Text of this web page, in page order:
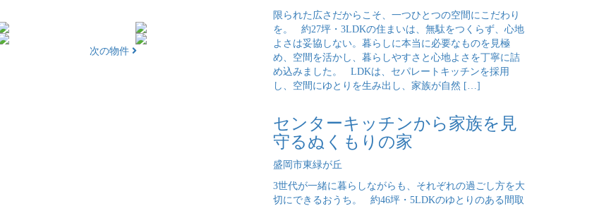
次の物件
限られた広さだからこそ、一つひとつの空間にこだわり
を。 約27坪・3LDKの住まいは、無駄をつくらず、心地
よさは妥協しない。暮らしに本当に必要なものを見極
め、空間を活かし、暮らしやすさと心地よさを丁寧に詰
め込みました。 LDKは、セパレートキッチンを採用
し、空間にゆとりを生み出し、家族が自然 […]
センターキッチンから家族を見
守るぬくもりの家
盛岡市東緑が丘
3世代が一緒に暮らしながらも、それぞれの過ごし方を大
切にできるおうち。 約46坪・5LDKのゆとりのある間取